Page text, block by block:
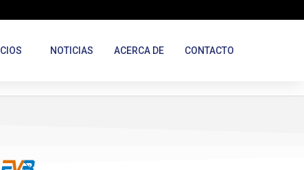
NOTICIAS ACERCA DE CONTACTO